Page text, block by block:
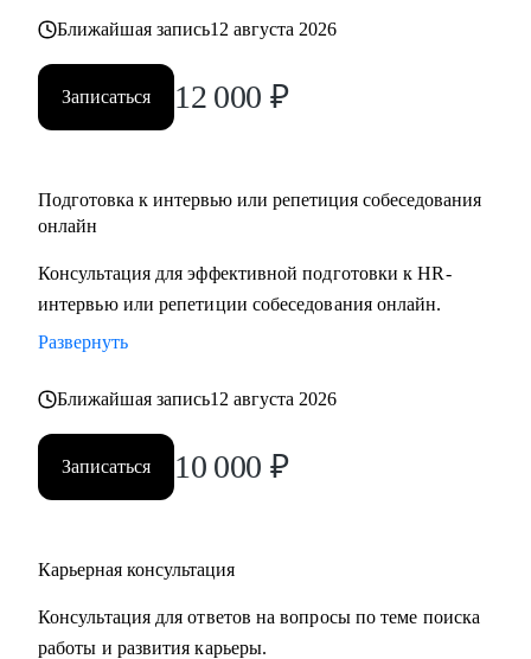
Ближайшая запись12 августа 2026
Записаться 12 000 ₽
Подготовка к интервью или репетиция собеседования
онлайн
Консультация для эффективной подготовки к HR-
интервью или репетиции собеседования онлайн.
Развернуть
Ближайшая запись12 августа 2026
Записаться 10 000 ₽
Карьерная консультация
Консультация для ответов на вопросы по теме поиска
работы и развития карьеры.